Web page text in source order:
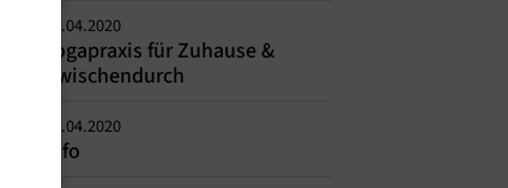
08.04.2020
Yogapraxis für Zuhause &
Zwischendurch
07.04.2020
Info